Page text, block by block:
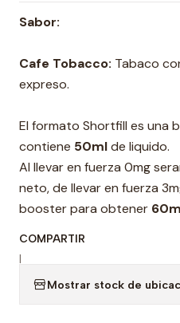
Sabor:
Cafe Tobacco: Tabaco
expreso.
El formato Shortfill es una
contiene 50mlde liquido.
Al llevar en fuerza 0mg
neto, de llevar en fuerza
booster para obtener
COMPARTIR
|
Mostrar stock de